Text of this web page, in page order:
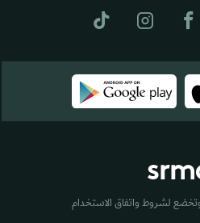
لشروط واتفاق الاستخدام